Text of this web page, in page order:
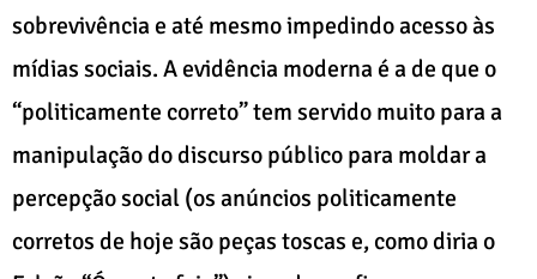
sobrevivência e até mesmo impedindo acesso às
mídias sociais. A evidência moderna é a de que o
“politicamente correto” tem servido muito para a
manipulação do discurso público para moldar a
percepção social (os anúncios politicamente
corretos de hoje são peças toscas e, como diria o